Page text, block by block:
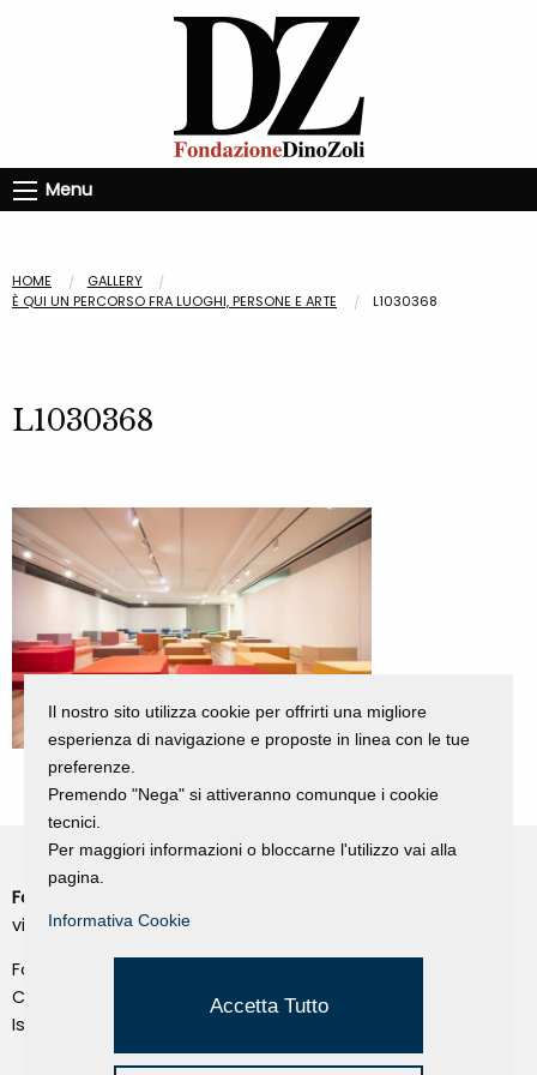
Menu
HOME
GALLERY
È QUI UN PERCORSO FRA LUOGHI, PERSONE E ARTE
L1030368
L1030368
Fondazione Dino Zoli
viale Bologna 288, Forlì
Fondo dot. euro 285.000 i.v.
CF e P.IVA 03692820404
Isc.Reg Per.Giu. n. 10404
Il nostro sito utilizza cookie per offrirti una migliore
esperienza di navigazione e proposte in linea con le tue
preferenze.
Premendo "Nega" si attiveranno comunque i cookie
tecnici.
Per maggiori informazioni o bloccarne l'utilizzo vai alla
pagina.
Informativa Cookie
Accetta Tutto